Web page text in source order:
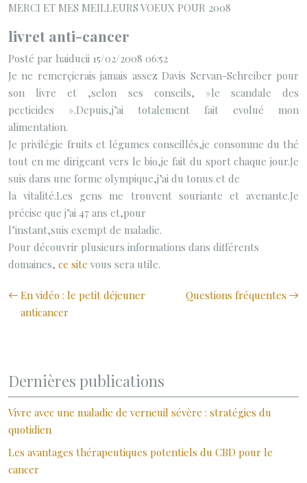
MERCI ET MES MEILLEURS VOEUX POUR 2008
livret anti-cancer
Posté par haiducii 15/02/2008 06:52
Je ne remerçierais jamais assez Davis Servan-Schreiber pour
son livre et ,selon ses conseils, »le scandale des
pecticides ».Depuis,j’ai totalement fait evolué mon
alimentation.
Je privilégie fruits et légumes conseillés,je consomme du thé
tout en me dirigeant vers le bio,je fait du sport chaque jour.Je
suis dans une forme olympique,j’ai du tonus et de
la vitalité.Les gens me trouvent souriante et avenante.Je
précise que j’ai 47 ans et,pour
l’instant,suis exempt de maladie.
Pour découvrir plusieurs informations dans différents
domaines, ce site vous sera utile.
En vidéo : le petit déjeuner
anticancer
Questions fréquentes
Dernières publications
Vivre avec une maladie de verneuil sévère : stratégies du
quotidien
Les avantages thérapeutiques potentiels du CBD pour le
cancer